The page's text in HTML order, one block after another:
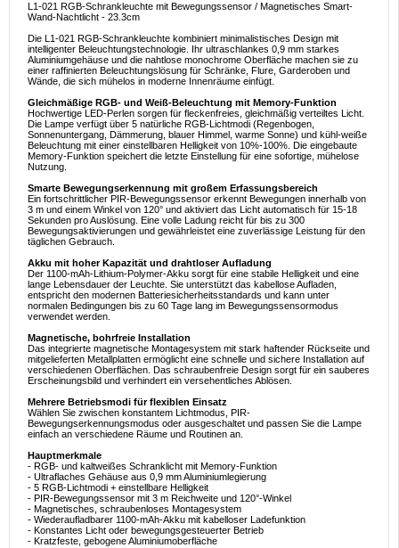
L1-021 RGB-Schrankleuchte mit Bewegungssensor / Magnetisches Smart-
Wand-Nachtlicht - 23.3cm
Die L1-021 RGB-Schrankleuchte kombiniert minimalistisches Design mit
intelligenter Beleuchtungstechnologie. Ihr ultraschlankes 0,9 mm starkes
Aluminiumgehäuse und die nahtlose monochrome Oberfläche machen sie zu
einer raffinierten Beleuchtungslösung für Schränke, Flure, Garderoben und
Wände, die sich mühelos in moderne Innenräume einfügt.
Gleichmäßige RGB- und Weiß-Beleuchtung mit Memory-Funktion
Hochwertige LED-Perlen sorgen für fleckenfreies, gleichmäßig verteiltes Licht.
Die Lampe verfügt über 5 natürliche RGB-Lichtmodi (Regenbogen,
Sonnenuntergang, Dämmerung, blauer Himmel, warme Sonne) und kühl-weiße
Beleuchtung mit einer einstellbaren Helligkeit von 10%-100%. Die eingebaute
Memory-Funktion speichert die letzte Einstellung für eine sofortige, mühelose
Nutzung.
Smarte Bewegungserkennung mit großem Erfassungsbereich
Ein fortschrittlicher PIR-Bewegungssensor erkennt Bewegungen innerhalb von
3 m und einem Winkel von 120° und aktiviert das Licht automatisch für 15-18
Sekunden pro Auslösung. Eine volle Ladung reicht für bis zu 300
Bewegungsaktivierungen und gewährleistet eine zuverlässige Leistung für den
täglichen Gebrauch.
Akku mit hoher Kapazität und drahtloser Aufladung
Der 1100-mAh-Lithium-Polymer-Akku sorgt für eine stabile Helligkeit und eine
lange Lebensdauer der Leuchte. Sie unterstützt das kabellose Aufladen,
entspricht den modernen Batteriesicherheitsstandards und kann unter
normalen Bedingungen bis zu 60 Tage lang im Bewegungssensormodus
verwendet werden.
Magnetische, bohrfreie Installation
Das integrierte magnetische Montagesystem mit stark haftender Rückseite und
mitgelieferten Metallplatten ermöglicht eine schnelle und sichere Installation auf
verschiedenen Oberflächen. Das schraubenfreie Design sorgt für ein sauberes
Erscheinungsbild und verhindert ein versehentliches Ablösen.
Mehrere Betriebsmodi für flexiblen Einsatz
Wählen Sie zwischen konstantem Lichtmodus, PIR-
Bewegungserkennungsmodus oder ausgeschaltet und passen Sie die Lampe
einfach an verschiedene Räume und Routinen an.
Hauptmerkmale
- RGB- und kaltweißes Schranklicht mit Memory-Funktion
- Ultraflaches Gehäuse aus 0,9 mm Aluminiumlegierung
- 5 RGB-Lichtmodi + einstellbare Helligkeit
- PIR-Bewegungssensor mit 3 m Reichweite und 120°-Winkel
- Magnetisches, schraubenloses Montagesystem
- Wiederaufladbarer 1100-mAh-Akku mit kabelloser Ladefunktion
- Konstantes Licht oder bewegungsgesteuerter Betrieb
- Kratzfeste, gebogene Aluminiumoberfläche